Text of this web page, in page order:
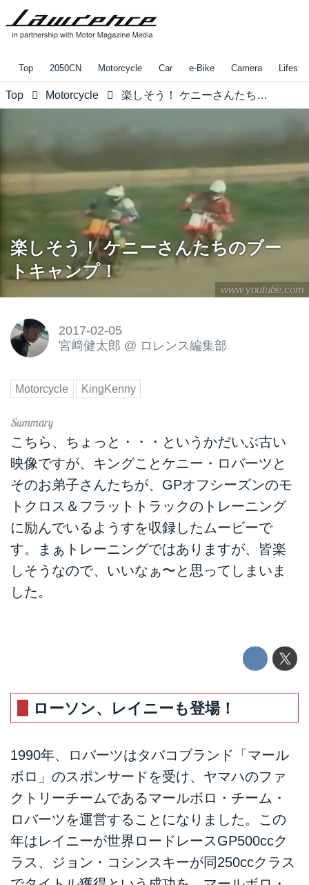
Top 2050CN Motorcycle Car e-Bike Camera
Top Motorcycle 楽しそう！ ケニーさんたちのブートキャンプ！
www.youtube.com
楽しそう！ ケニーさんたちのブー
トキャンプ！
2017-02-05
宮﨑健太郎 @ ロレンス編集部
Motorcycle KingKenny
こちら、ちょっと・・・というかだいぶ古い
映像ですが、キングことケニー・ロバーツと
そのお弟子さんたちが、GPオフシーズンのモ
トクロス＆フラットトラックのトレーニング
に励んでいるようすを収録したムービーで
す。まぁトレーニングではありますが、皆楽
しそうなので、いいなぁ〜と思ってしまいま
した。
ローソン、レイニーも登場！
1990年、ロバーツはタバコブランド「マール
ボロ」のスポンサードを受け、ヤマハのファ
クトリーチームであるマールボロ・チーム・
ロバーツを運営することになりました。この
年はレイニーが世界ロードレースGP500ccク
ラス、ジョン・コシンスキーが同250ccクラス